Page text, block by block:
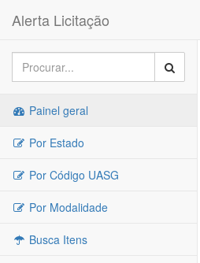
Alerta Licitação
Painel geral
Por Estado
Por Código UASG
Por Modalidade
Busca Itens